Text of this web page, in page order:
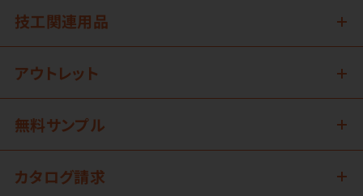
技工関連用品
アウトレット
無料サンプル
カタログ請求